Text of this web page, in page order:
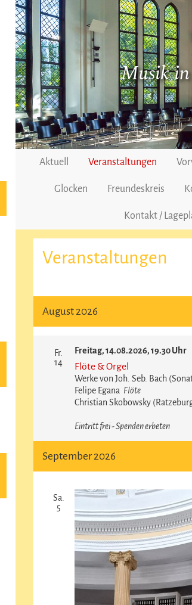
Musik
Aktuell Veranstaltungen
Glocken Freundeskreis
Kontakt /
Veranstaltungen
Ansichten,
August 2026
Fr.
14
Flöte & Orgel
Freitag, 14.08.2026, 19.30 Uhr
Werke von Joh. Seb. Bach
Felipe Egana Flöte
Christian Skobowsky
Eintritt frei - Spenden erbeten
September 2026
Sa.
5